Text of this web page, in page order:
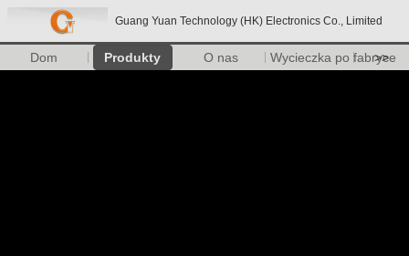
Guang Yuan Technology (HK) Electronics Co., Limited
Dom Produkty O nas Wycieczka po fabryce
>>